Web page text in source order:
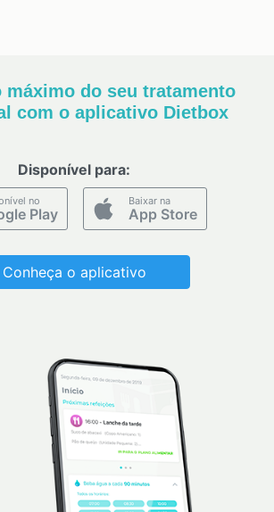
máximo do seu tratamento
com o aplicativo Dietbox
Disponível para:
no
Play
Baixar na
App Store
Conheça o aplicativo